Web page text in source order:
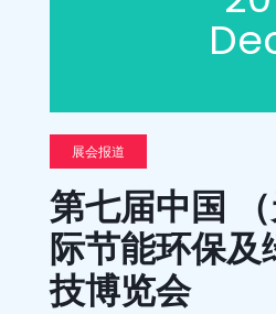
展会报道
第七届中国
际节能环保及
技博览会